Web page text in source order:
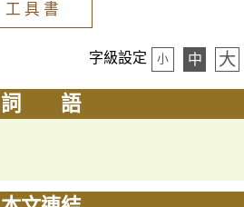
工 具 書
字級設定 小 中 大
詞 語